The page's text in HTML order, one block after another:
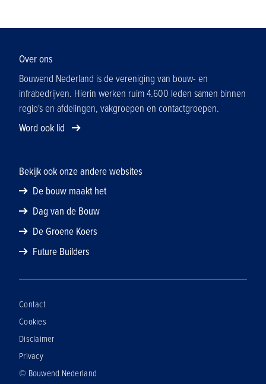
Over ons
Bouwend Nederland is de vereniging van bouw- en
infrabedrijven. Hierin werken ruim 4.600 leden samen binnen
regio's en afdelingen, vakgroepen en contactgroepen.
Word ook lid
Bekijk ook onze andere websites
De bouw maakt het
Dag van de Bouw
De Groene Koers
Future Builders
Contact
Cookies
Disclaimer
Privacy
© Bouwend Nederland